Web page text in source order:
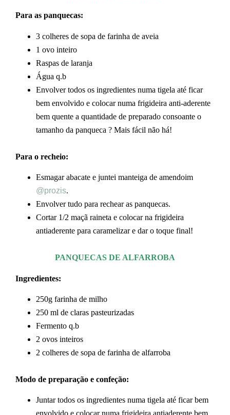
Para as panquecas:
3 colheres de sopa de farinha de aveia
1 ovo inteiro
Raspas de laranja
Água q.b
Envolver todos os ingredientes numa tigela até ficar
bem envolvido e colocar numa frigideira anti-aderente
bem quente a quantidade de preparado consoante o
tamanho da panqueca ? Mais fácil não há!
Para o recheio:
Esmagar abacate e juntei manteiga de amendoim
@prozis.
Envolver tudo para rechear as panquecas.
Cortar 1/2 maçã raineta e colocar na frigideira
antiaderente para caramelizar e dar o toque final!
PANQUECAS DE ALFARROBA
Ingredientes:
250g farinha de milho
250 ml de claras pasteurizadas
Fermento q.b
2 ovos inteiros
2 colheres de sopa de farinha de alfarroba
Modo de preparação e confeção:
Juntar todos os ingredientes numa tigela até ficar bem